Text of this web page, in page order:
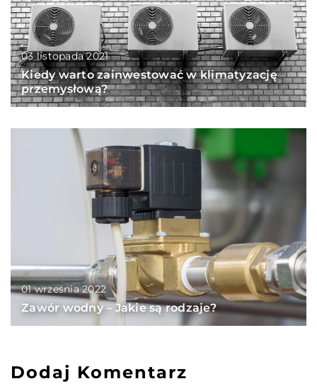
03 listopada 2021
Kiedy warto zainwestować w klimatyzację
przemysłową?
01 września 2022
Zawór wodny – Jakie są rodzaje?
Dodaj Komentarz